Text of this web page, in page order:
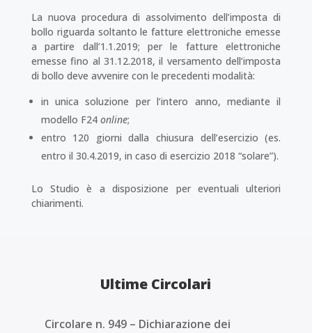
La nuova procedura di assolvimento dell’imposta di
bollo riguarda soltanto le fatture elettroniche emesse
a partire dall’1.1.2019; per le fatture elettroniche
emesse fino al 31.12.2018, il versamento dell’imposta
di bollo deve avvenire con le precedenti modalità:
in unica soluzione per l’intero anno, mediante il
modello F24 online;
entro 120 giorni dalla chiusura dell’esercizio (es.
entro il 30.4.2019, in caso di esercizio 2018 “solare”).
Lo Studio è a disposizione per eventuali ulteriori
chiarimenti.
Ultime Circolari
Circolare n. 949 – Dichiarazione dei